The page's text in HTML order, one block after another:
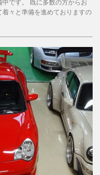
です。 既に多数の方からお
々と準備を進めておりますの